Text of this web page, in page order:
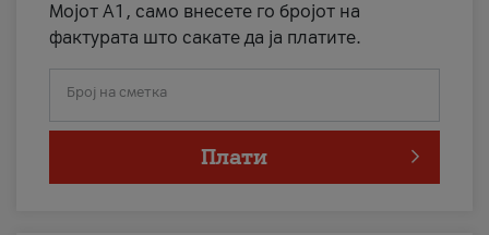
Мојот А1, само внесете го бројот на
фактурата што сакате да ја платите.
Број на сметка
Плати